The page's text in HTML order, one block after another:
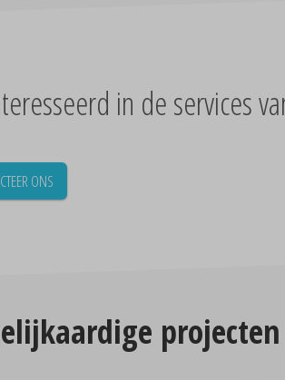
in de services
ONS
projecten